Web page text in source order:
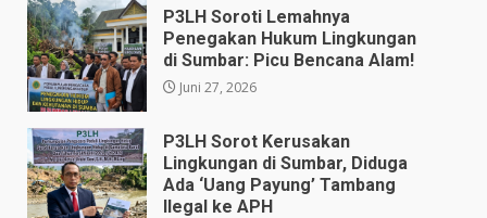
P3LH Soroti Lemahnya
Penegakan Hukum Lingkungan
di Sumbar: Picu Bencana Alam!
Juni 27, 2026
P3LH Sorot Kerusakan
Lingkungan di Sumbar, Diduga
Ada ‘Uang Payung’ Tambang
Ilegal ke APH